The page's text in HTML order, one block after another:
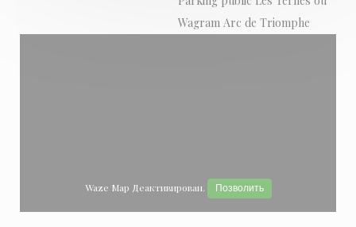
Wagram Arc de Triomphe
Waze Map Деактивирован. Позволить